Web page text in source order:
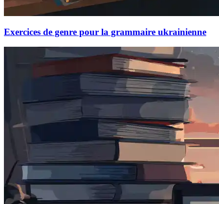
Exercices de genre pour la grammaire ukrainienne